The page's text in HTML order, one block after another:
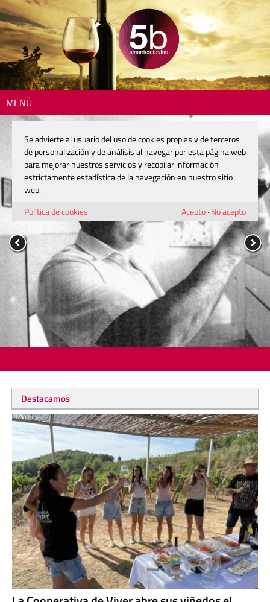
MENÚ
Destacamos
Se advierte al usuario del uso de cookies propias y de terceros
de personalización y de análisis al navegar por esta página web
para mejorar nuestros servicios y recopilar información
estrictamente estadística de la navegación en nuestro sitio
web.
Política de cookies
Acepto· No acepto